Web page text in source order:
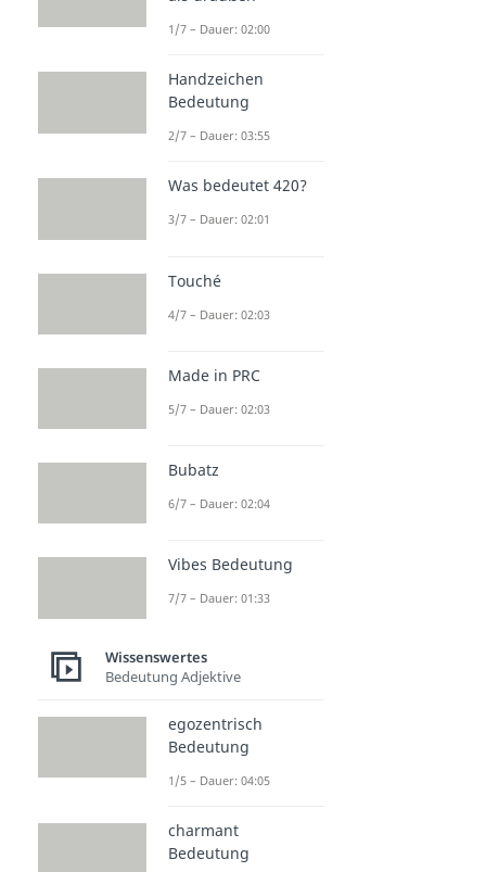
1/7 – Dauer: 02:00
Handzeichen
Bedeutung
2/7 – Dauer: 03:55
Was bedeutet 420?
3/7 – Dauer: 02:01
Touché
4/7 – Dauer: 02:03
Made in PRC
5/7 – Dauer: 02:03
Bubatz
6/7 – Dauer: 02:04
Vibes Bedeutung
7/7 – Dauer: 01:33
Wissenswertes
Bedeutung Adjektive
egozentrisch
Bedeutung
1/5 – Dauer: 04:05
charmant
Bedeutung